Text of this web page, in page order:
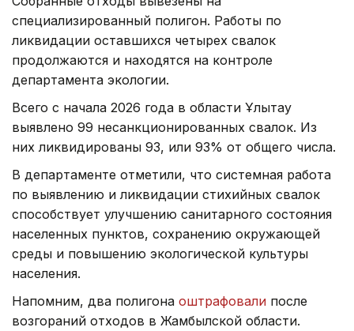
специализированный полигон. Работы по
ликвидации оставшихся четырех свалок
продолжаются и находятся на контроле
департамента экологии.
Всего с начала 2026 года в области Ұлытау
выявлено 99 несанкционированных свалок. Из
них ликвидированы 93, или 93% от общего числа.
В департаменте отметили, что системная работа
по выявлению и ликвидации стихийных свалок
способствует улучшению санитарного состояния
населенных пунктов, сохранению окружающей
среды и повышению экологической культуры
населения.
Напомним, два полигона оштрафовали после
возгораний отходов в Жамбылской области.